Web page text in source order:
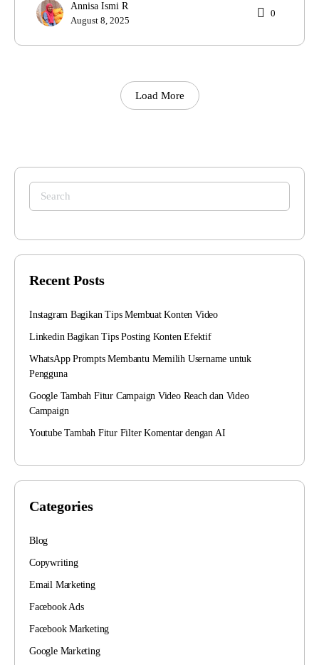
Annisa Ismi R
August 8, 2025
0
Load More
Search
for:
Recent Posts
Instagram Bagikan Tips Membuat Konten Video
Linkedin Bagikan Tips Posting Konten Efektif
WhatsApp Prompts Membantu Memilih Username untuk
Pengguna
Google Tambah Fitur Campaign Video Reach dan Video
Campaign
Youtube Tambah Fitur Filter Komentar dengan AI
Categories
Blog
Copywriting
Email Marketing
Facebook Ads
Facebook Marketing
Google Marketing